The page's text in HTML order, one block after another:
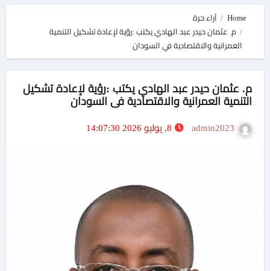
Home
آراء حرة
م. عثمان حيدر عبد الهادي يكتب :رؤية لإعادة تشكيل التنمية
العمرانية والاقتصادية في السودان
م. عثمان حيدر عبد الهادي يكتب :رؤية لإعادة تشكيل
التنمية العمرانية والاقتصادية في السودان
admin2023